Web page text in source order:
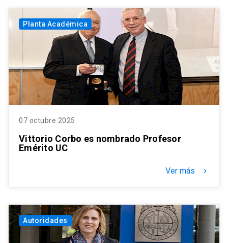
Planta Académica
07 octubre 2025
Vittorio Corbo es nombrado Profesor
Emérito UC
Ver más keyboard_arrow_right
Autoridades